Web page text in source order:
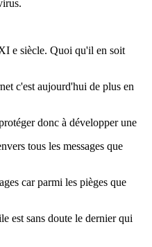
e siècle. Quoi qu'il en soit
c'est aujourd'hui de plus en
donc à développer une
tous les messages que
car parmi les pièges que
est sans doute le dernier qui